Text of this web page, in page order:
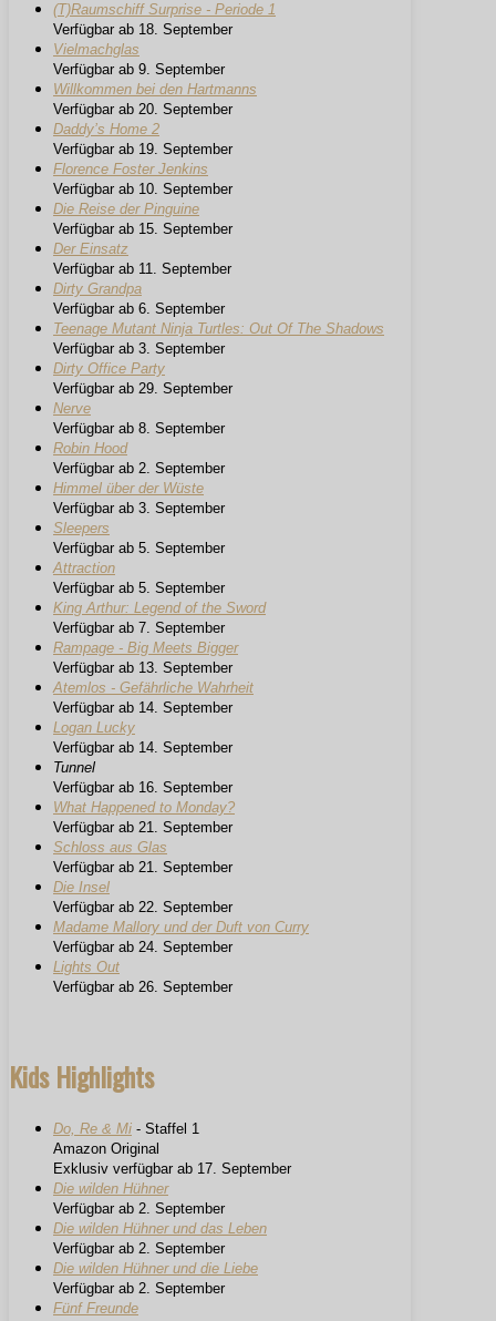
(T)Raumschiff Surprise - Periode 1
Verfügbar ab 18. September
Vielmachglas
Verfügbar ab 9. September
Willkommen bei den Hartmanns
Verfügbar ab 20. September
Daddy’s Home 2
Verfügbar ab 19. September
Florence Foster Jenkins
Verfügbar ab 10. September
Die Reise der Pinguine
Verfügbar ab 15. September
Der Einsatz
Verfügbar ab 11. September
Dirty Grandpa
Verfügbar ab 6. September
Teenage Mutant Ninja Turtles: Out Of The Shadows
Verfügbar ab 3. September
Dirty Office Party
Verfügbar ab 29. September
Nerve
Verfügbar ab 8. September
Robin Hood
Verfügbar ab 2. September
Himmel über der Wüste
Verfügbar ab 3. September
Sleepers
Verfügbar ab 5. September
Attraction
Verfügbar ab 5. September
King Arthur: Legend of the Sword
Verfügbar ab 7. September
Rampage - Big Meets Bigger
Verfügbar ab 13. September
Atemlos - Gefährliche Wahrheit
Verfügbar ab 14. September
Logan Lucky
Verfügbar ab 14. September
Tunnel
Verfügbar ab 16. September
What Happened to Monday?
Verfügbar ab 21. September
Schloss aus Glas
Verfügbar ab 21. September
Die Insel
Verfügbar ab 22. September
Madame Mallory und der Duft von Curry
Verfügbar ab 24. September
Lights Out
Verfügbar ab 26. September
Kids Highlights
Do, Re & Mi - Staffel 1
Amazon Original
Exklusiv verfügbar ab 17. September
Die wilden Hühner
Verfügbar ab 2. September
Die wilden Hühner und das Leben
Verfügbar ab 2. September
Die wilden Hühner und die Liebe
Verfügbar ab 2. September
Fünf Freunde